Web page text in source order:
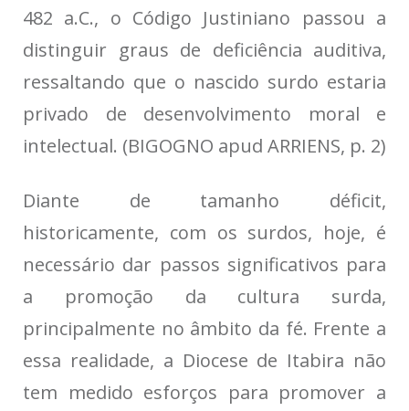
482 a.C., o Código Justiniano passou a
distinguir graus de deficiência auditiva,
ressaltando que o nascido surdo estaria
privado de desenvolvimento moral e
intelectual. (BIGOGNO apud ARRIENS, p. 2)
Diante de tamanho déficit,
historicamente, com os surdos, hoje, é
necessário dar passos significativos para
a promoção da cultura surda,
principalmente no âmbito da fé. Frente a
essa realidade, a Diocese de Itabira não
tem medido esforços para promover a